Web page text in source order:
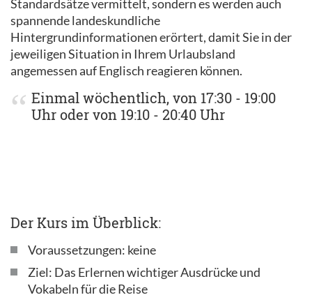
Standardsätze vermittelt, sondern es werden auch
spannende landeskundliche
Hintergrundinformationen erörtert, damit Sie in der
jeweiligen Situation in Ihrem Urlaubsland
angemessen auf Englisch reagieren können.
Einmal wöchentlich, von 17:30 - 19:00
Uhr oder von 19:10 - 20:40 Uhr
Der Kurs im Überblick:
Voraussetzungen: keine
Ziel: Das Erlernen wichtiger Ausdrücke und
Vokabeln für die Reise